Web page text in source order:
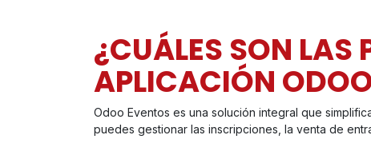
¿CUÁLES SON LAS
APLICACIÓN
Odoo Eventos es una solución integral que
puedes gestionar las inscripciones, la venta de